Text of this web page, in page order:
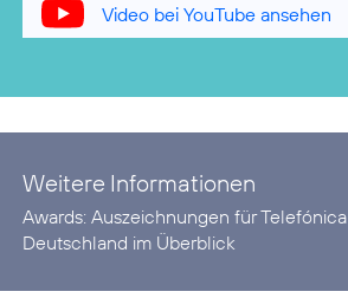
Video bei YouTube ansehen
Weitere Informationen
Awards:Auszeichnungen für Telefónica
Deutschland im Überblick